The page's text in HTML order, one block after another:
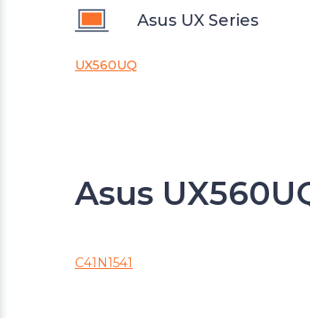
Asus UX Series
UX560UQ
Asus
C41N1541